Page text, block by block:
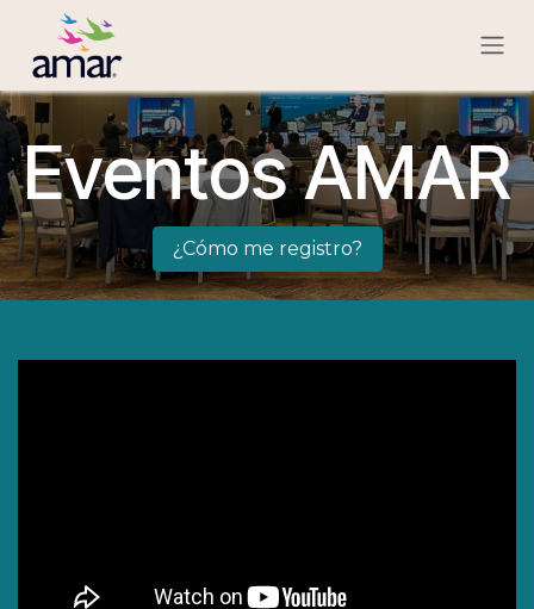
Ir al contenido
Eventos AMAR
¿Cómo me registro?